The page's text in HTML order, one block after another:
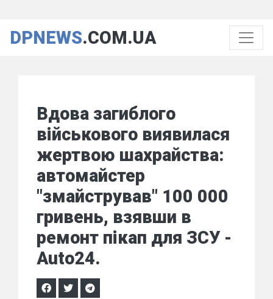
DPNEWS.COM.UA
Вдова загиблого
військового виявилася
жертвою шахрайства:
автомайстер
"змайстрував" 100 000
гривень, взявши в
ремонт пікап для ЗСУ -
Auto24.